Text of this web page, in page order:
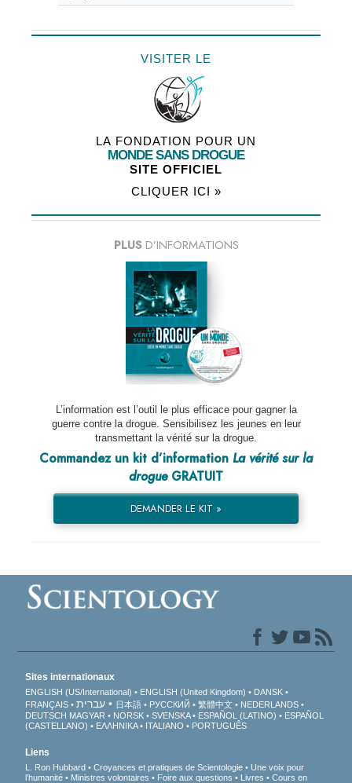
VISITER LE
LA FONDATION POUR UN
MONDE SANS DROGUE
SITE OFFICIEL
CLIQUER ICI »
PLUS D’INFORMATIONS
L’information est l’outil le plus efficace pour gagner la
guerre contre la drogue. Sensibilisez les jeunes en leur
transmettant la vérité sur la drogue.
Commandez un kit d’information La vérité sur la
drogueGRATUIT
DEMANDER LE KIT »
Sites internationaux
ENGLISH (US/International) ENGLISH (United Kingdom)
DANSK
FRANÇAIS
עברית 日本語 РУССКИЙ 繁體中文
NEDERLANDS
DEUTSCH MAGYAR NORSK SVENSKA ESPAÑOL (LATINO)
ESPAÑOL
(CASTELLANO)
ΕΛΛΗΝΙΚA ITALIANO PORTUGUÊS
Liens
L. Ron Hubbard Croyances et pratiques de Scientologie
Une voix pour
l’humanité
Ministres volontaires Foire aux questions Livres Cours en